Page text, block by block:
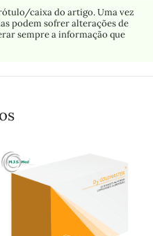
caixa do artigo. Uma vez
podem sofrer alterações de
sempre a informação que